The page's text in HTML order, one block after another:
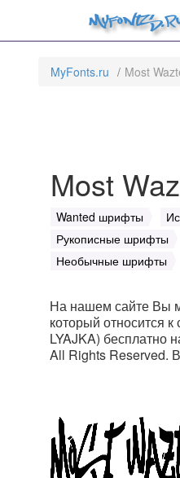
MyFonts.ru Most
Most
Wanted шрифты
Рукописные шрифты
Необычные шрифты
На нашем сайте Вы
который относится
LYAJKA) бесплатно
All Rights Reserved.